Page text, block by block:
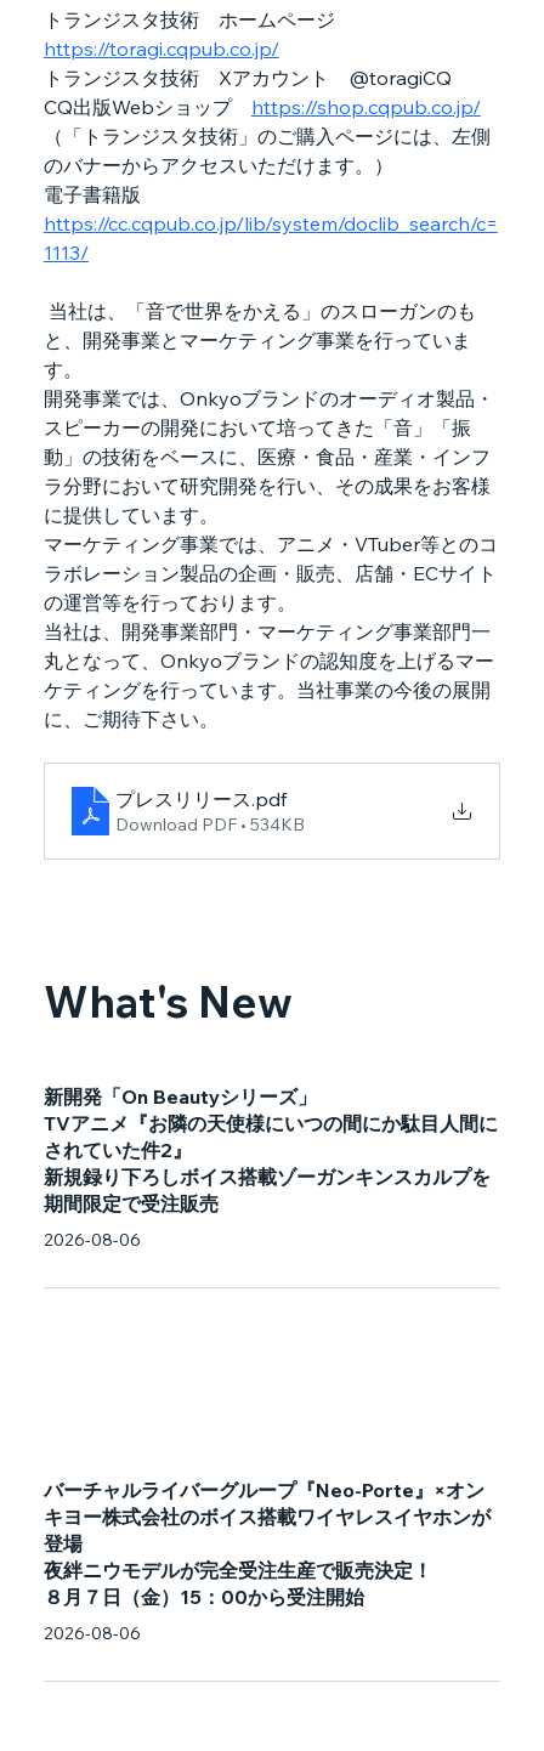
トランジスタ技術　ホームページ
https://toragi.cqpub.co.jp/
トランジスタ技術　Xアカウント　@toragiCQ
CQ出版Webショップ https://shop.cqpub.co.jp/
（「トランジスタ技術」のご購入ページには、左側
のバナーからアクセスいただけます。）
電子書籍版
https://cc.cqpub.co.jp/lib/system/doclib_search/c=
1113/
当社は、「音で世界をかえる」のスローガンのも
と、開発事業とマーケティング事業を行っていま
す。
開発事業では、Onkyoブランドのオーディオ製品・
スピーカーの開発において培ってきた「音」「振
動」の技術をベースに、医療・食品・産業・インフ
ラ分野において研究開発を行い、その成果をお客様
に提供しています。
マーケティング事業では、アニメ・VTuber等とのコ
ラボレーション製品の企画・販売、店舗・ECサイト
の運営等を行っております。
当社は、開発事業部門・マーケティング事業部門一
丸となって、Onkyoブランドの認知度を上げるマー
ケティングを行っています。当社事業の今後の展開
に、ご期待下さい。
プレスリリース.pdf
Download PDF • 534KB
新開発「On Beautyシリーズ」
TVアニメ『お隣の天使様にいつの間にか駄目人間に
されていた件2』
新規録り下ろしボイス搭載ゾーガンキンスカルプを
期間限定で受注販売
2026-08-06
バーチャルライバーグループ『Neo-Porte』×オン
キヨー株式会社のボイス搭載ワイヤレスイヤホンが
登場
夜絆ニウモデルが完全受注生産で販売決定！
８月７日（金）15：00から受注開始
2026-08-06
What's New